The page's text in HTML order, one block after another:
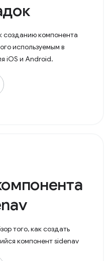
компонента
используемым в
iOS и Android.
того, как создать
компонент sidenav